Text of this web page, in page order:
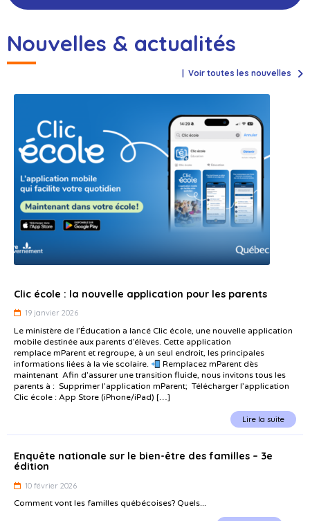
Nouvelles & actualités
Voir toutes les nouvelles
Clic école : la nouvelle application pour les parents
19 janvier 2026
Le ministère de l’Éducation a lancé Clic école, une nouvelle application
mobile destinée aux parents d’élèves. Cette application
remplace mParent et regroupe, à un seul endroit, les principales
informations liées à la vie scolaire.
Remplacez mParent dès
maintenant Afin d’assurer une transition fluide, nous invitons tous les
parents à : Supprimer l’application mParent; Télécharger l’application
Clic école : App Store (iPhone/iPad) […]
Lire la suite
Enquête nationale sur le bien-être des familles – 3e
édition
10 février 2026
Comment vont les familles québécoises? Quels...